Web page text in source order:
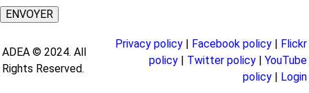
ADEA © 2024. All
Rights Reserved.
Privacy policy | Facebook policy | Flickr
policy | Twitter policy | YouTube
policy | Login